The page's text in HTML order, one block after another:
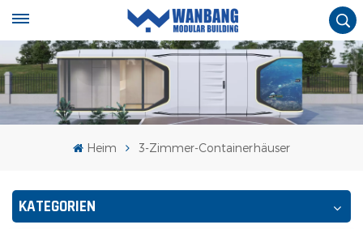
Heim 3-Zimmer-Containerhäuser
KATEGORIEN